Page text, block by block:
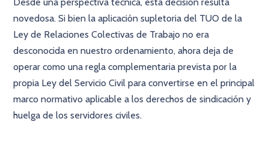
novedosa. Si bien la aplicación supletoria del TUO de la
Ley de Relaciones Colectivas de Trabajo no era
desconocida en nuestro ordenamiento, ahora deja de
operar como una regla complementaria prevista por la
propia Ley del Servicio Civil para convertirse en el principal
marco normativo aplicable a los derechos de sindicación y
huelga de los servidores civiles.